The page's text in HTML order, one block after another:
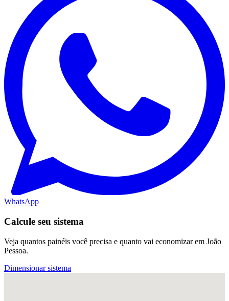
WhatsApp
Calcule seu sistema
Veja quantos painéis você precisa e quanto vai economizar em João
Pessoa.
Dimensionar sistema